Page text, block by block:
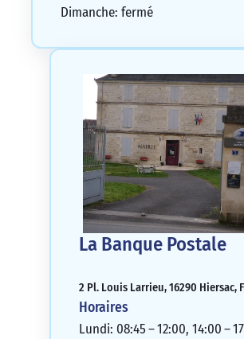
Dimanche: fermé
La Banque Postale
2 Pl. Louis Larrieu, 16290 Hiersac,
Horaires
Lundi: 08:45 – 12:00, 14:00 –